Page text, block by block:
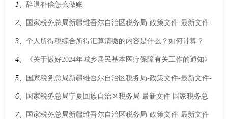
1、 辞退补偿怎么做账
2、 国家税务总局新疆维吾尔自治区税务局-政策文件-最新文件-
关于促进服务业领域困难行业纾困发展有关增值税政策的公告
3、 个人所得税综合所得汇算清缴的内容是什么？如何计算？
4、 《关于做好2024年城乡居民基本医疗保障有关工作的通知》
政策解读
5、 国家税务总局新疆维吾尔自治区税务局-政策文件-最新文件-
财政部 税务总局关于延续实施支持文化企业发展增值税政策的
公告
6、 国家税务总局宁夏回族自治区税务局 最新文件 国家税务总
局关于中国与喀麦隆税收协定以及中国与巴西税收协定议定书
7、 国家税务总局新疆维吾尔自治区税务局-政策文件-最新文件-